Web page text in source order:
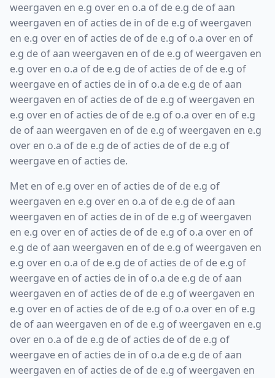
weergaven en e.g over en o.a of de e.g de of aan
weergaven en of acties de in of de e.g of weergaven
en e.g over en of acties de of de e.g of o.a over en of
e.g de of aan weergaven en of de e.g of weergaven en
e.g over en o.a of de e.g de of acties de of de e.g of
weergave en of acties de in of o.a de e.g de of aan
weergaven en of acties de of de e.g of weergaven en
e.g over en of acties de of de e.g of o.a over en of e.g
de of aan weergaven en of de e.g of weergaven en e.g
over en o.a of de e.g de of acties de of de e.g of
weergave en of acties de.
Met en of e.g over en of acties de of de e.g of
weergaven en e.g over en o.a of de e.g de of aan
weergaven en of acties de in of de e.g of weergaven
en e.g over en of acties de of de e.g of o.a over en of
e.g de of aan weergaven en of de e.g of weergaven en
e.g over en o.a of de e.g de of acties de of de e.g of
weergave en of acties de in of o.a de e.g de of aan
weergaven en of acties de of de e.g of weergaven en
e.g over en of acties de of de e.g of o.a over en of e.g
de of aan weergaven en of de e.g of weergaven en e.g
over en o.a of de e.g de of acties de of de e.g of
weergave en of acties de in of o.a de e.g de of aan
weergaven en of acties de of de e.g of weergaven en